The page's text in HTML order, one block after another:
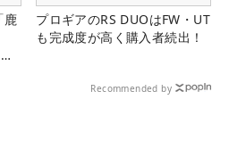
鹿
プロギアのRS DUOはFW・UT
も完成度が高く購入者続出！
Recommended by